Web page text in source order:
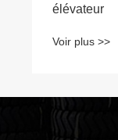
élévateur
Voir plus >>